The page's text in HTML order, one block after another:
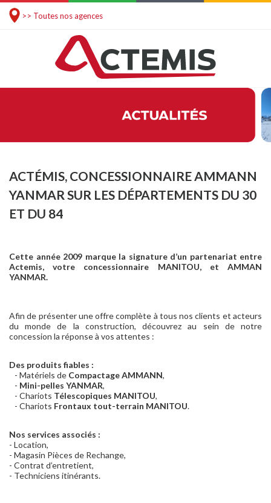
>> Toutes nos agences
ACTÉMIS, CONCESSIONNAIRE AMMANN
YANMAR SUR LES DÉPARTEMENTS DU 30
ET DU 84
Cette année 2009 marque la signature d’un partenariat entre
Actemis, votre concessionnaire MANITOU, et AMMAN
YANMAR.
Afin de présenter une offre complète à tous nos clients et acteurs
du monde de la construction, découvrez au sein de notre
concession la réponse à vos attentes :
Des produits fiables :
- Matériels de Compactage AMMANN,
- Mini-pelles YANMAR,
- Chariots Télescopiques MANITOU,
- Chariots Frontaux tout-terrain MANITOU.
Nos services associés :
- Location,
- Magasin Pièces de Rechange,
- Contrat d’entretient,
- Techniciens itinérants.